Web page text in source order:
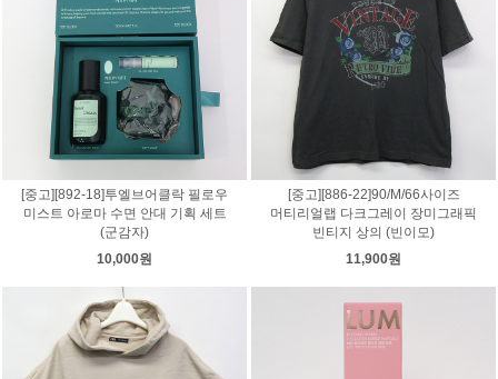
[중고][892-18]투엘브어클락 필로우
미스트 아로마 수면 안대 기획 세트
(군감자)
10,000원
[중고][886-22]90/M/66사이즈
머티리얼랩 다크그레이 장미그래픽
빈티지 상의 (빈이모)
11,900원